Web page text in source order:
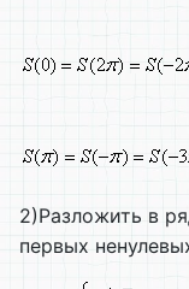
2)Разложить в
первых